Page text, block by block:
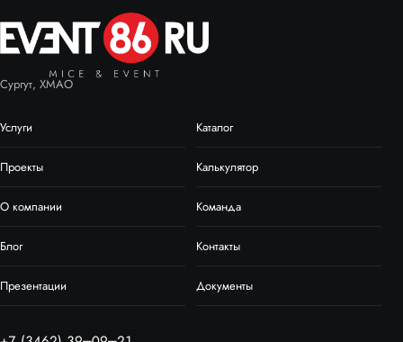
Сургут, ХМАО
Услуги Каталог
Проекты Калькулятор
О компании Команда
Блог Контакты
Презентации Документы